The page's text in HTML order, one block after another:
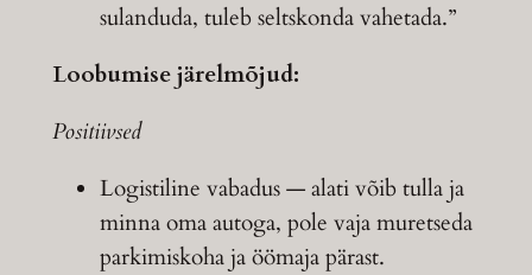
sulanduda, tuleb seltskonda vahetada.”
Loobumise järelmõjud:
Positiivsed
Logistiline vabadus — alati võib tulla ja
minna oma autoga, pole vaja muretseda
parkimiskoha ja öömaja pärast.